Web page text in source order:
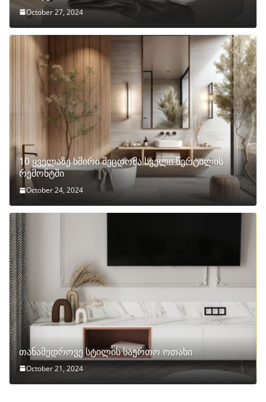
October 27, 2024
10 ყველაზე ხშირი შეცდომა სველი წერტილის
რემონტში
October 24, 2024
თანამედროვე სტილის საერთო ოთახი
October 21, 2024